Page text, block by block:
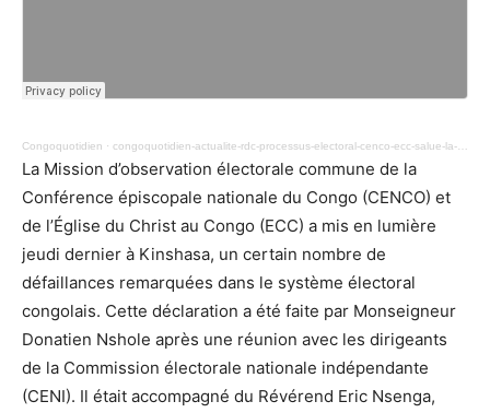
Congoquotidien · congoquotidien-actualite-rdc-processus-electoral-cenco-ecc-salue-la-mission-observation-kinshasa-politics-news-19.mp3
La Mission d’observation électorale commune de la
Conférence épiscopale nationale du Congo (CENCO) et
de l’Église du Christ au Congo (ECC) a mis en lumière
jeudi dernier à Kinshasa, un certain nombre de
défaillances remarquées dans le système électoral
congolais. Cette déclaration a été faite par Monseigneur
Donatien Nshole après une réunion avec les dirigeants
de la Commission électorale nationale indépendante
(CENI). Il était accompagné du Révérend Eric Nsenga,